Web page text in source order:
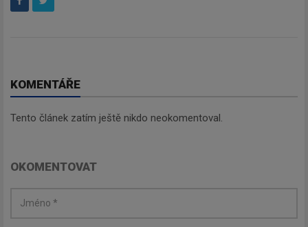
KOMENTÁŘE
Tento článek zatím ještě nikdo neokomentoval.
OKOMENTOVAT